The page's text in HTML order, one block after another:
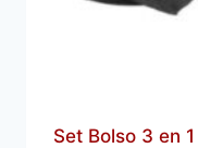
Set Bolso 3 en